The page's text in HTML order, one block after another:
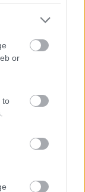
or
to